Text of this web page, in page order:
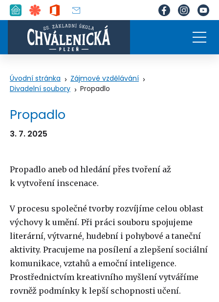
Úvodní stránka
Zájmové vzdělávání
Divadelní soubory
Propadlo
Propadlo
3. 7. 2025
Propadlo aneb od hledání přes tvoření až
k vytvoření inscenace.
V procesu společné tvorby rozvíjíme celou oblast
výchovy k umění. Při práci souboru spojujeme
literární, výtvarné, hudební i pohybové a taneční
aktivity. Pracujeme na posílení a zlepšení sociální
komunikace, vztahů a emoční inteligence.
Prostřednictvím kreativního myšlení vytváříme
rovněž podmínky k lepší schopnosti učení.